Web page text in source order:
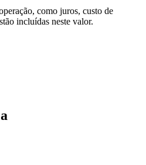
como juros, custo de
incluídas neste valor.